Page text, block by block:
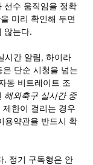
선수 움직임을 정확
미리 확인해 두면
않는다.
시간 알림, 하이라
단순 시청을 넘는
동 비트레이트 조
해외축구 실시간 중
한이 걸리는 경우
용약관을 반드시 확
. 정기 구독형은 안